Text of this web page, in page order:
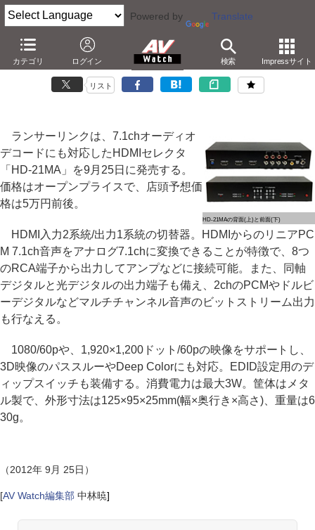
Powered by Translate
カテゴリ ログイン 検索 Impressサイト
ランサー、7.1ch音声デコードも可能なHDMIセレクタ
光/同軸デジタルとアナログ音声装備。実売5万円
リスト
HD-21MAの背面(上)と前面(下)
ランサーリンクは、7.1chオーディオ
デコードにも対応したHDMIセレクタ
「HD-21MA」を9月25日に発売する。
価格はオープンプライスで、店頭予想価
格は5万円前後。
HDMI入力2系統/出力1系統の切替器。HDMIからのリニアPC
M 7.1ch音声をアナログ7.1chに変換できることが特徴で、8つ
のRCA端子から出力してアンプなどに接続可能。また、同軸
デジタルと光デジタルの出力端子も備え、2chのPCMやドルビ
ーデジタルなどマルチチャンネル音声のビットストリーム出力
も行なえる。
1080/60pや、1,920×1,200ドット/60pの映像をサポートし、
3D映像のパススルーやDeep Colorにも対応。EDID設定用のデ
ィップスイッチも装備する。消費電力は最大3W。筐体はメタ
ル製で、外形寸法は125×95×25mm(幅×奥行き×高さ)、重量は6
30g。
（2012年 9月 25日）
[AV Watch編集部 中林暁]